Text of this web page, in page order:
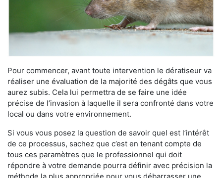
Pour commencer, avant toute intervention le dératiseur va
réaliser une évaluation de la majorité des dégâts que vous
aurez subis. Cela lui permettra de se faire une idée
précise de l’invasion à laquelle il sera confronté dans votre
local ou dans votre environnement.
Si vous vous posez la question de savoir quel est l’intérêt
de ce processus, sachez que c’est en tenant compte de
tous ces paramètres que le professionnel qui doit
répondre à votre demande pourra définir avec précision la